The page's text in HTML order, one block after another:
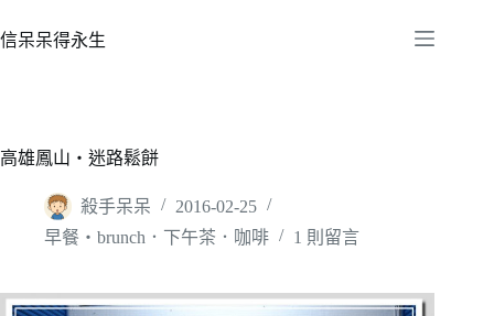
至
容
信呆呆得永生
高雄鳳山‧迷路鬆餅
殺手呆呆
2016-02-25
早餐‧brunch．下午茶．咖啡
1 則留言